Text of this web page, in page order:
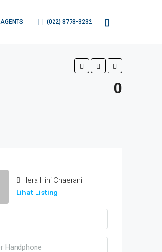
AGENTS (022) 8778-3232
0
Hera Hihi Chaerani
Lihat Listing